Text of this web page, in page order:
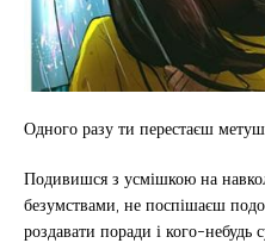
Одного разу ти перестаєш
Подивишся з усмішкою на
безумствами, не поспішаєш
роздавати поради і кого-небудь